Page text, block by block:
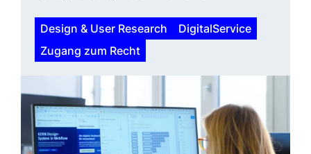
Design & User Research
DigitalService
Zugang zum Recht